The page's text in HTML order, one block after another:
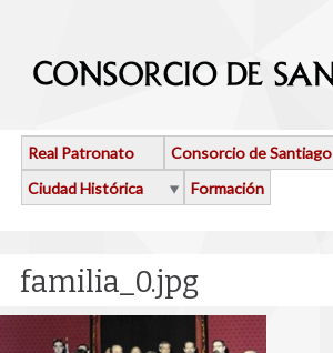
Real Patronato Consorcio de Santiago
Ciudad Histórica
Formación
familia_0.jpg